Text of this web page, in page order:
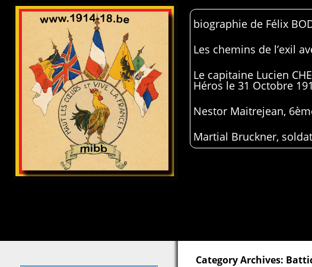
biographie de Félix
Les chemins de l’exil
Le capitaine Lucien
Héros le 31 Octobre
Nestor Maitrejean,
Martial Bruckner,
Category Archives: